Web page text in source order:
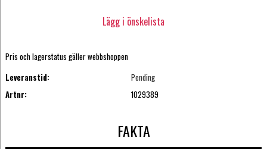
Lägg i önskelista
Pris och lagerstatus gäller webbshoppen
Leveranstid:
Pending
Artnr:
1029389
FAKTA